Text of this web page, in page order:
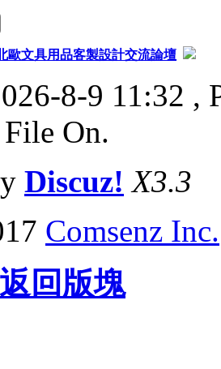
歐文具用品客製設計交流論壇
8-9 11:32 ,
On.
Discuz! X3.3
Comsenz Inc.
返回版塊